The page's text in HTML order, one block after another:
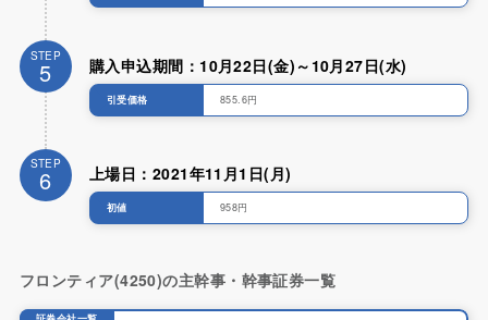
STEP
5 購入申込期間：10月22日(金)～10月27日(水)
引受価格 855.6円
STEP
6 上場日：2021年11月1日(月)
初値 958円
フロンティア(4250)の主幹事・幹事証券一覧